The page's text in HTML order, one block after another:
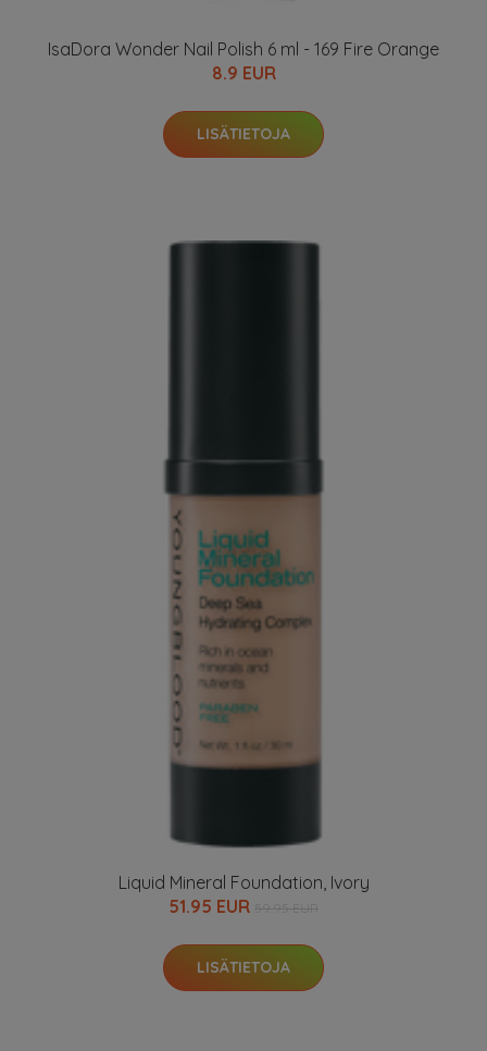
IsaDora Wonder Nail Polish 6 ml - 169 Fire Orange
8.9 EUR
LISÄTIETOJA
Liquid Mineral Foundation, Ivory
51.95 EUR
LISÄTIETOJA